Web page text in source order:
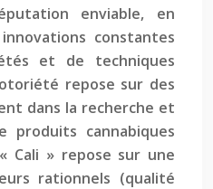
enviable, en
constantes
et de techniques
repose sur des
dans la recherche et
produits cannabiques
Cali » repose sur une
rationnels (qualité